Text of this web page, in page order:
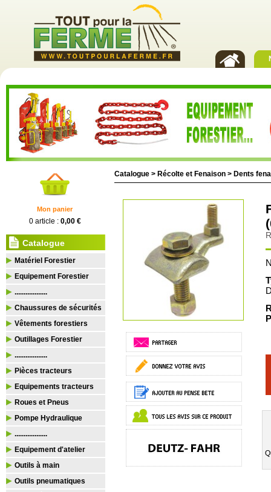
Mon panier
0 article : 0,00 €
Catalogue
Matériel Forestier
Equipement Forestier
..................
Chaussures de sécurités
Vêtements forestiers
Outillages Forestier
..................
Pièces tracteurs
Equipements tracteurs
Roues et Pneus
Pompe Hydraulique
..................
Equipement d'atelier
Outils à main
Outils pneumatiques
Catalogue > Récolte et Fenaison > Dents